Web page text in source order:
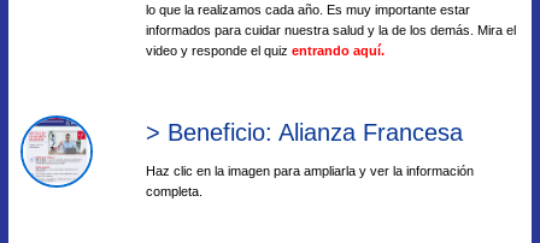
lo que la realizamos cada año. Es muy importante estar
informados para cuidar nuestra salud y la de los demás. Mira el
video y responde el quiz entrando aquí.
> Beneficio: Alianza Francesa
Haz clic en la imagen para ampliarla y ver la información
completa.